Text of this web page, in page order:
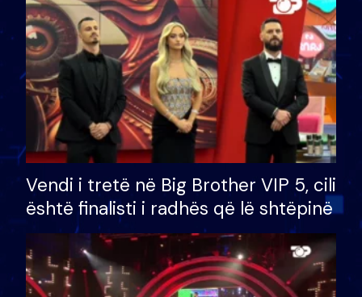
Vendi i tretë në Big Brother VIP 5, cili
është finalisti i radhës që lë shtëpinë